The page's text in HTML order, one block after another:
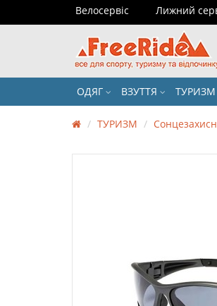
Велосервіс Лижний
ОДЯГ ВЗУТТЯ ТУРИЗМ
ТУРИЗМ